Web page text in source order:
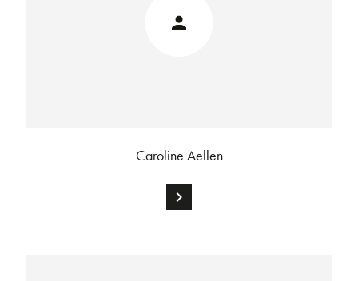
Caroline Aellen
chevron_right